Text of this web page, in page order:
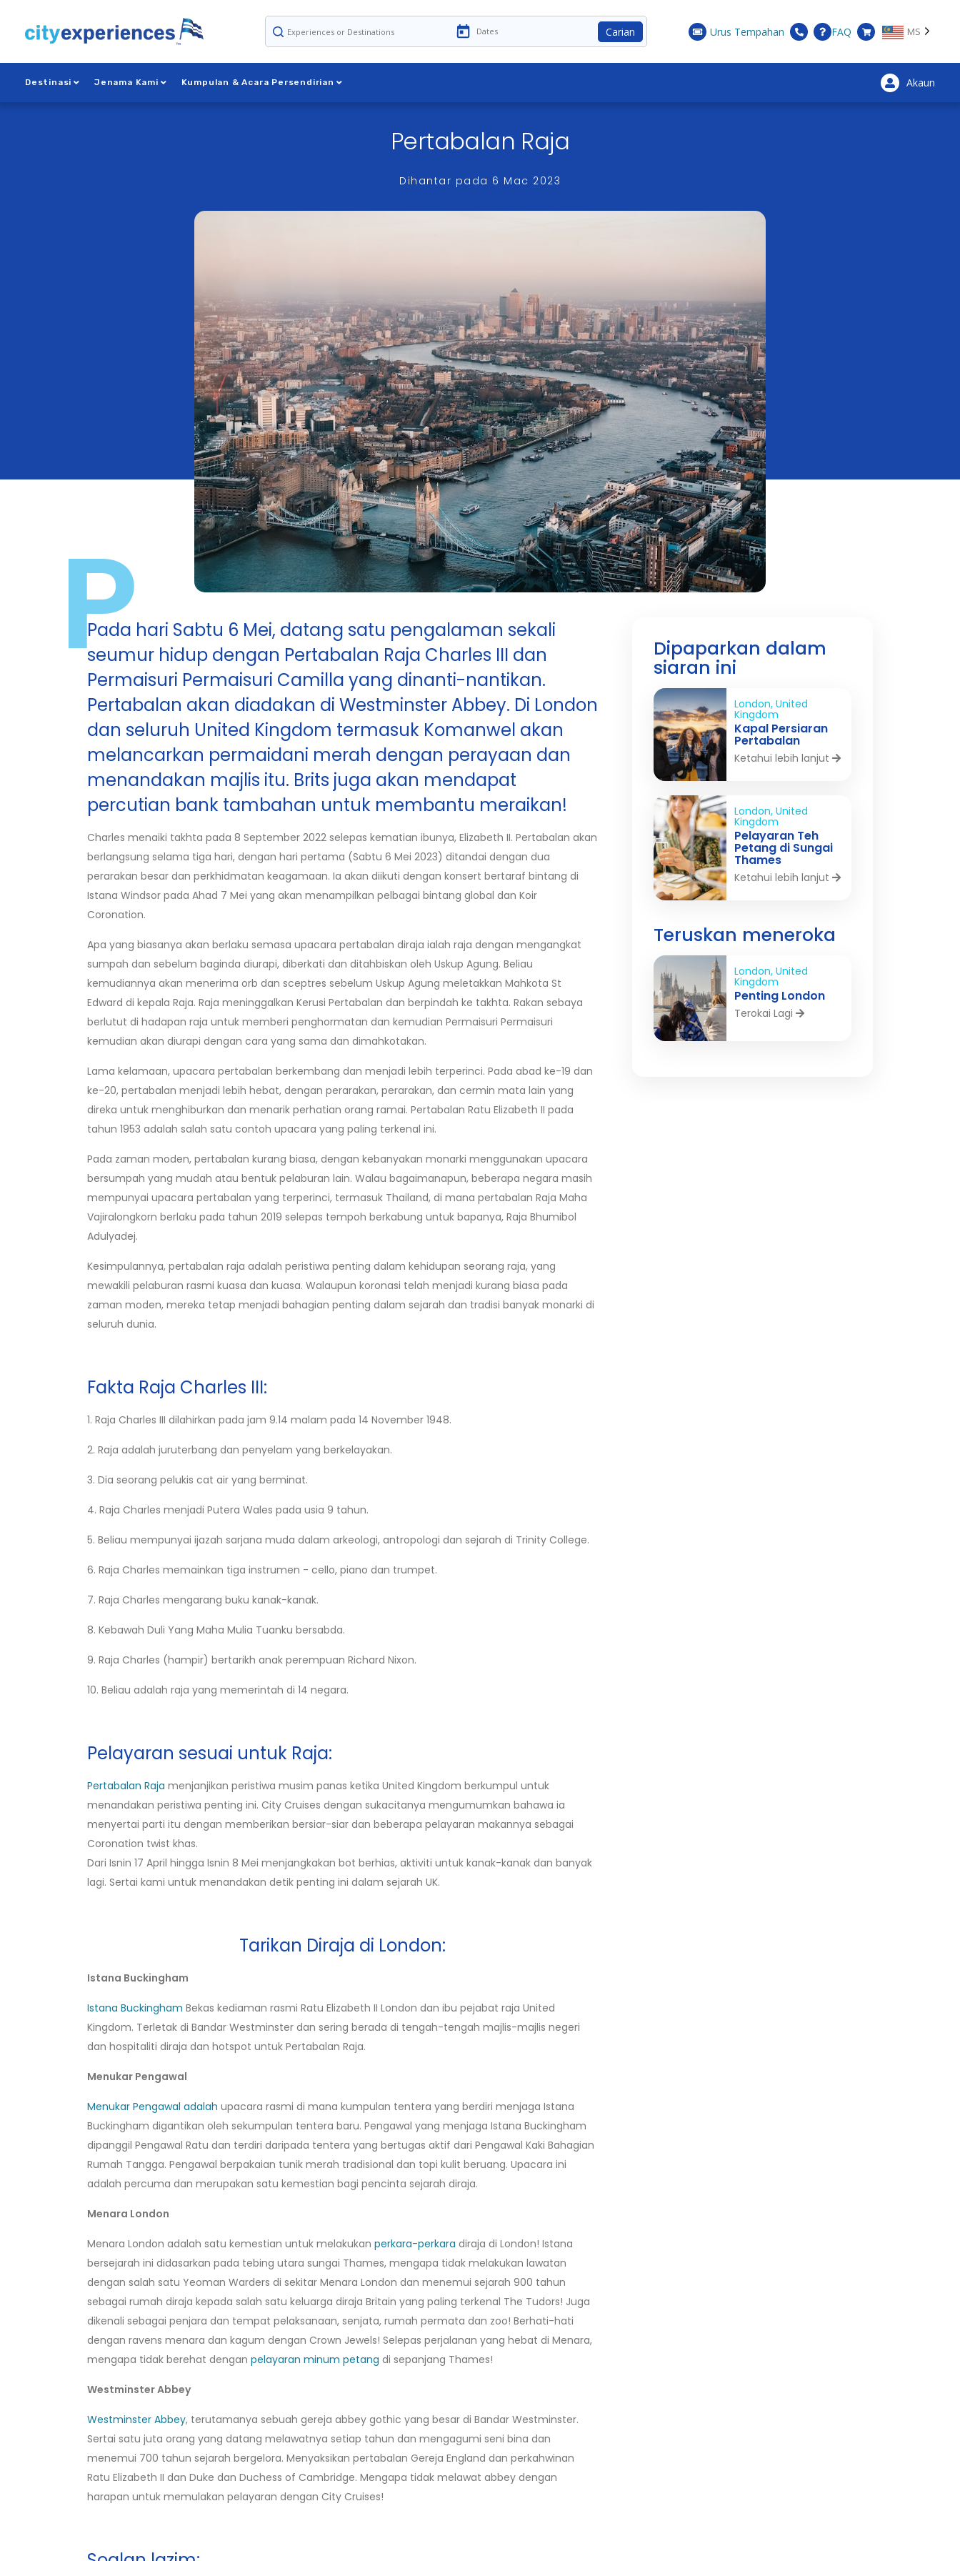
kandungan
Carian Urus Tempahan FAQ MS
Destinasi Jenama Kami Kumpulan & Acara Persendirian Akaun
Pertabalan Raja
Dihantar pada 6 Mac 2023
P
Pada hari Sabtu 6 Mei, datang satu pengalaman sekali
seumur hidup dengan Pertabalan Raja Charles III dan
Permaisuri Permaisuri Camilla yang dinanti-nantikan.
Pertabalan akan diadakan di Westminster Abbey. Di London
dan seluruh United Kingdom termasuk Komanwel akan
melancarkan permaidani merah dengan perayaan dan
menandakan majlis itu. Brits juga akan mendapat
percutian bank tambahan untuk membantu meraikan!
Charles menaiki takhta pada 8 September 2022 selepas kematian ibunya, Elizabeth II. Pertabalan akan
berlangsung selama tiga hari, dengan hari pertama (Sabtu 6 Mei 2023) ditandai dengan dua
perarakan besar dan perkhidmatan keagamaan. Ia akan diikuti dengan konsert bertaraf bintang di
Istana Windsor pada Ahad 7 Mei yang akan menampilkan pelbagai bintang global dan Koir
Coronation.
Apa yang biasanya akan berlaku semasa upacara pertabalan diraja ialah raja dengan mengangkat
sumpah dan sebelum baginda diurapi, diberkati dan ditahbiskan oleh Uskup Agung. Beliau
kemudiannya akan menerima orb dan sceptres sebelum Uskup Agung meletakkan Mahkota St
Edward di kepala Raja. Raja meninggalkan Kerusi Pertabalan dan berpindah ke takhta. Rakan sebaya
berlutut di hadapan raja untuk memberi penghormatan dan kemudian Permaisuri Permaisuri
kemudian akan diurapi dengan cara yang sama dan dimahkotakan.
Lama kelamaan, upacara pertabalan berkembang dan menjadi lebih terperinci. Pada abad ke-19 dan
ke-20, pertabalan menjadi lebih hebat, dengan perarakan, perarakan, dan cermin mata lain yang
direka untuk menghiburkan dan menarik perhatian orang ramai. Pertabalan Ratu Elizabeth II pada
tahun 1953 adalah salah satu contoh upacara yang paling terkenal ini.
Pada zaman moden, pertabalan kurang biasa, dengan kebanyakan monarki menggunakan upacara
bersumpah yang mudah atau bentuk pelaburan lain. Walau bagaimanapun, beberapa negara masih
mempunyai upacara pertabalan yang terperinci, termasuk Thailand, di mana pertabalan Raja Maha
Vajiralongkorn berlaku pada tahun 2019 selepas tempoh berkabung untuk bapanya, Raja Bhumibol
Adulyadej.
Kesimpulannya, pertabalan raja adalah peristiwa penting dalam kehidupan seorang raja, yang
mewakili pelaburan rasmi kuasa dan kuasa. Walaupun koronasi telah menjadi kurang biasa pada
zaman moden, mereka tetap menjadi bahagian penting dalam sejarah dan tradisi banyak monarki di
seluruh dunia.
Fakta Raja Charles III:
1. Raja Charles III dilahirkan pada jam 9.14 malam pada 14 November 1948.
2. Raja adalah juruterbang dan penyelam yang berkelayakan.
3. Dia seorang pelukis cat air yang berminat.
4. Raja Charles menjadi Putera Wales pada usia 9 tahun.
5. Beliau mempunyai ijazah sarjana muda dalam arkeologi, antropologi dan sejarah di Trinity College.
6. Raja Charles memainkan tiga instrumen - cello, piano dan trumpet.
7. Raja Charles mengarang buku kanak-kanak.
8. Kebawah Duli Yang Maha Mulia Tuanku bersabda.
9. Raja Charles (hampir) bertarikh anak perempuan Richard Nixon.
10. Beliau adalah raja yang memerintah di 14 negara.
Pelayaran sesuai untuk Raja:
Pertabalan Raja menjanjikan peristiwa musim panas ketika United Kingdom berkumpul untuk
menandakan peristiwa penting ini. City Cruises dengan sukacitanya mengumumkan bahawa ia
menyertai parti itu dengan memberikan bersiar-siar dan beberapa pelayaran makannya sebagai
Coronation twist khas.
Dari Isnin 17 April hingga Isnin 8 Mei menjangkakan bot berhias, aktiviti untuk kanak-kanak dan banyak
lagi. Sertai kami untuk menandakan detik penting ini dalam sejarah UK.
Tarikan Diraja di London:
Istana Buckingham
Istana Buckingham Bekas kediaman rasmi Ratu Elizabeth II London dan ibu pejabat raja United
Kingdom. Terletak di Bandar Westminster dan sering berada di tengah-tengah majlis-majlis negeri
dan hospitaliti diraja dan hotspot untuk Pertabalan Raja.
Menukar Pengawal
Menukar Pengawal adalah upacara rasmi di mana kumpulan tentera yang berdiri menjaga Istana
Buckingham digantikan oleh sekumpulan tentera baru. Pengawal yang menjaga Istana Buckingham
dipanggil Pengawal Ratu dan terdiri daripada tentera yang bertugas aktif dari Pengawal Kaki Bahagian
Rumah Tangga. Pengawal berpakaian tunik merah tradisional dan topi kulit beruang. Upacara ini
adalah percuma dan merupakan satu kemestian bagi pencinta sejarah diraja.
Menara London
Menara London adalah satu kemestian untuk melakukan perkara-perkara diraja di London! Istana
bersejarah ini didasarkan pada tebing utara sungai Thames, mengapa tidak melakukan lawatan
dengan salah satu Yeoman Warders di sekitar Menara London dan menemui sejarah 900 tahun
sebagai rumah diraja kepada salah satu keluarga diraja Britain yang paling terkenal The Tudors! Juga
dikenali sebagai penjara dan tempat pelaksanaan, senjata, rumah permata dan zoo! Berhati-hati
dengan ravens menara dan kagum dengan Crown Jewels! Selepas perjalanan yang hebat di Menara,
mengapa tidak berehat dengan pelayaran minum petang di sepanjang Thames!
Westminster Abbey
Westminster Abbey, terutamanya sebuah gereja abbey gothic yang besar di Bandar Westminster.
Sertai satu juta orang yang datang melawatnya setiap tahun dan mengagumi seni bina dan
menemui 700 tahun sejarah bergelora. Menyaksikan pertabalan Gereja England dan perkahwinan
Ratu Elizabeth II dan Duke dan Duchess of Cambridge. Mengapa tidak melawat abbey dengan
harapan untuk memulakan pelayaran dengan City Cruises!
Dipaparkan dalam
siaran ini
London, United
Kingdom
Kapal Persiaran
Pertabalan
Ketahui lebih lanjut
London, United
Kingdom
Pelayaran Teh
Petang di Sungai
Thames
Ketahui lebih lanjut
Teruskan meneroka
London, United
Kingdom
Penting London
Terokai Lagi